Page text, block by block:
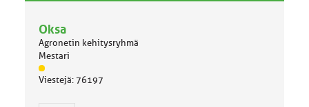
l
n
Oksa
Agronetin kehitysryhmä
Mestari
J
ä
Viestejä: 76197